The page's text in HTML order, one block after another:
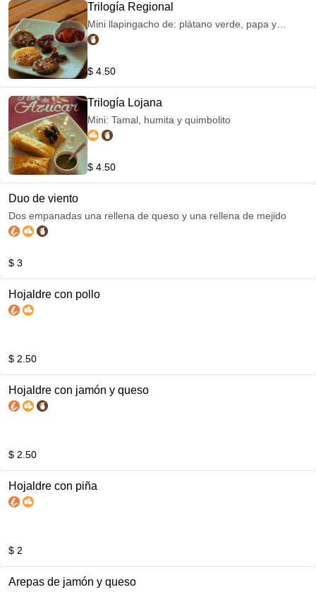
Trilogía Regional
Mini llapingacho de: plátano verde, papa y
plátano maduro con deliciosa longaniza
$ 4.50
Trilogía Lojana
Mini: Tamal, humita y quimbolito
$ 4.50
Duo de viento
Dos empanadas una rellena de queso y una rellena de mejido
$ 3
Hojaldre con pollo
$ 2.50
Hojaldre con jamón y queso
$ 2.50
Hojaldre con piña
$ 2
Arepas de jamón y queso